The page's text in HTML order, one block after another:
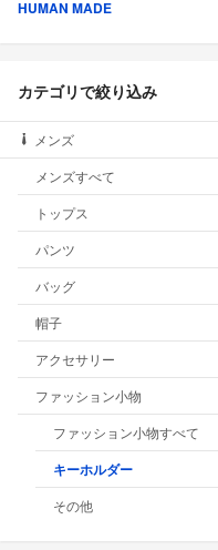
HUMAN MADE
カテゴリで絞り込み
メンズ
メンズすべて
トップス
パンツ
バッグ
帽子
アクセサリー
ファッション小物
ファッション小物すべて
キーホルダー
その他